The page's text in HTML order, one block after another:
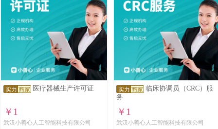
实力 商家 医疗器械生产许可证
￥1
武汉小善心人工智能科技有限公司
实力 商家 临床协调员（CRC）服
务
￥1
武汉小善心人工智能科技有限公司